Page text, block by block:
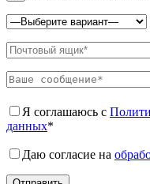
Я соглашаюсь с
данных*
Даю согласие на